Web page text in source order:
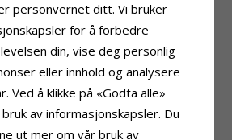
KJØPER OGSÅ
personvernet ditt. Vi bruker
for å forbedre
din, vise deg personlig
eller innhold og analysere
Ved å klikke på «Godta alle»
av informasjonskapsler. Du
ut mer om vår bruk av